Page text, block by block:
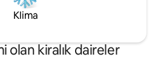
Klima
olan kiralık daireler